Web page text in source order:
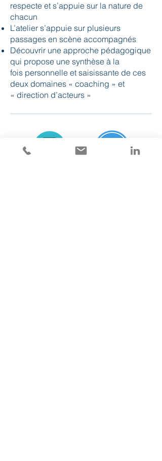
respecte et s’appuie sur la nature de
chacun
L’atelier s’appuie sur plusieurs
passages en scène accompagnés
Découvrir une approche pédagogique
qui propose une synthèse à la
fois personnelle et saisissante de ces
deux domaines « coaching » et
« direction d’acteurs »